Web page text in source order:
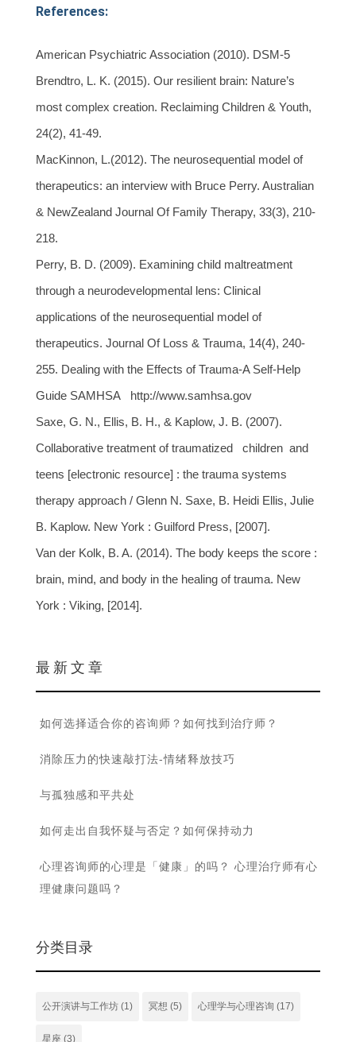
References:
American Psychiatric Association (2010). DSM-5
Brendtro, L. K. (2015). Our resilient brain: Nature’s
most complex creation. Reclaiming Children & Youth,
24(2), 41-49.
MacKinnon, L.(2012). The neurosequential model of
therapeutics: an interview with Bruce Perry. Australian
& NewZealand Journal Of Family Therapy, 33(3), 210-
218.
Perry, B. D. (2009). Examining child maltreatment
through a neurodevelopmental lens: Clinical
applications of the neurosequential model of
therapeutics. Journal Of Loss & Trauma, 14(4), 240-
255. Dealing with the Effects of Trauma-A Self-Help
Guide SAMHSA http://www.samhsa.gov
Saxe, G. N., Ellis, B. H., & Kaplow, J. B. (2007).
Collaborative treatment of traumatized children and
teens [electronic resource] : the trauma systems
therapy approach / Glenn N. Saxe, B. Heidi Ellis, Julie
B. Kaplow. New York : Guilford Press, [2007].
Van der Kolk, B. A. (2014). The body keeps the score :
brain, mind, and body in the healing of trauma. New
York : Viking, [2014].
最 新 文 章
如何选择适合你的咨询师？如何找到治疗师？
消除压力的快速敲打法-情绪释放技巧
与孤独感和平共处
如何走出自我怀疑与否定？如何保持动力
心理咨询师的心理是「健康」的吗？ 心理治疗师有心
理健康问题吗？
分类目录
公开演讲与工作坊(1) 冥想 (5) 心理学与心理咨询 (17)
星座(3)